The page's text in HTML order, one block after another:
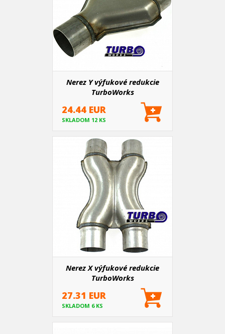
Nerez Y výfukové redukcie
TurboWorks
24.44 EUR
SKLADOM 12 KS
Nerez X výfukové redukcie
TurboWorks
27.31 EUR
SKLADOM 6 KS